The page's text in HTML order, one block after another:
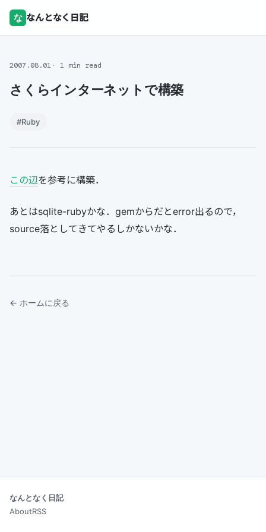
な なんとなく日記
2007.08.01 1 min read
さくらインターネットで構築
#Ruby
この辺を参考に構築．
あとはsqlite-rubyかな．gemからだとerror出るので，
source落としてきてやるしかないかな．
← ホームに戻る
なんとなく日記
AboutRSS